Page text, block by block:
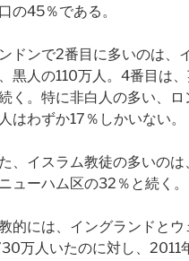
の45％である。
ドンで2番目に多いのは、
黒人の110万人。4番目は
く。特に非白人の多い、
はわずか17％しかいない。
、イスラム教徒の多いの
ューハム区の32％と続く。
的には、イングランドと
万人いたのに対し、2011